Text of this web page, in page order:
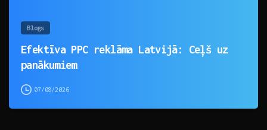
Blogs
Efektīva PPC reklāma Latvijā: Ceļš uz
panākumiem
07/08/2026